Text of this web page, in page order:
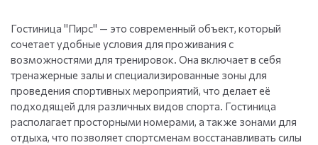
Гостиница "Пирс" — это современный объект, который
сочетает удобные условия для проживания с
возможностями для тренировок. Она включает в себя
тренажерные залы и специализированные зоны для
проведения спортивных мероприятий, что делает её
подходящей для различных видов спорта. Гостиница
располагает просторными номерами, а также зонами для
отдыха, что позволяет спортсменам восстанавливать силы